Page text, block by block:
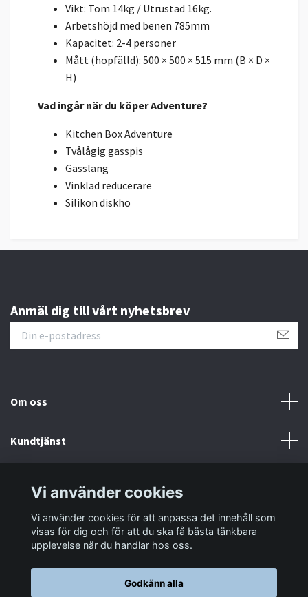
Vikt: Tom 14kg / Utrustad 16kg.
Arbetshöjd med benen 785mm
Kapacitet: 2-4 personer
Mått (hopfälld): 500 × 500 × 515 mm (B × D ×
H)
Vad ingår när du köper Adventure?
Kitchen Box Adventure
Tvålågig gasspis
Gasslang
Vinklad reducerare
Silikon diskho
Anmäl dig till vårt nyhetsbrev
Om oss
Kundtjänst
Sociala medier
Vi använder cookies
Vi använder cookies för att anpassa det innehåll som
visas för dig och för att du ska få bästa tänkbara
upplevelse när du handlar hos oss.
Godkänn alla